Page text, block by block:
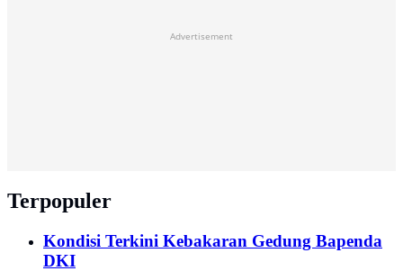
Advertisement
Terpopuler
Kondisi Terkini Kebakaran Gedung Bapenda
DKI